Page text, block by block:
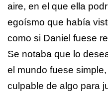
aire, en el que ella
egoísmo que había
como si Daniel fuese
Se notaba que lo
el mundo fuese
culpable de algo para